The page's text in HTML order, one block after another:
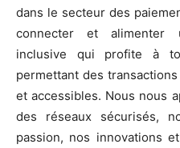
dans le secteur des
connecter et alimenter
inclusive qui profite à
permettant des
et accessibles. Nous nous
des réseaux sécurisés,
passion, nos innovations